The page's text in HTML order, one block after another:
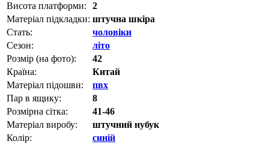
Висота платформи:
2
Матеріал підкладки: штучна шкіра
Стать:
чоловіки
Сезон:
літо
Розмір (на фото):
42
Країна:
Китай
Матеріал підошви:
пвх
Пар в ящику:
8
Розмірна сітка:
41-46
Матеріал виробу:
штучний нубук
Колір:
синій